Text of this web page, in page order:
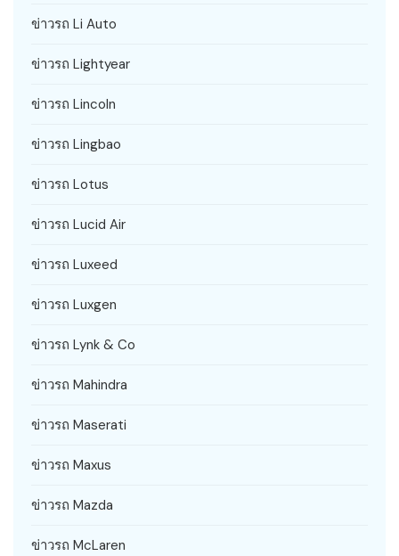
ข่าวรถ Li Auto
ข่าวรถ Lightyear
ข่าวรถ Lincoln
ข่าวรถ Lingbao
ข่าวรถ Lotus
ข่าวรถ Lucid Air
ข่าวรถ Luxeed
ข่าวรถ Luxgen
ข่าวรถ Lynk & Co
ข่าวรถ Mahindra
ข่าวรถ Maserati
ข่าวรถ Maxus
ข่าวรถ Mazda
ข่าวรถ McLaren